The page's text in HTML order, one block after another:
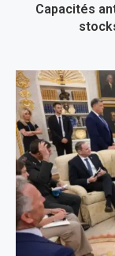
Capacités